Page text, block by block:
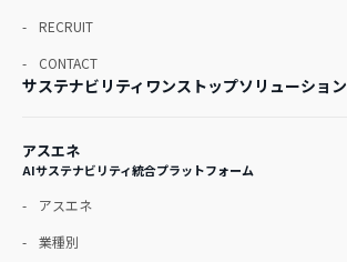
RECRUIT
CONTACT
サステナビリティワンストップソリューション
アスエネ
AIサステナビリティ統合プラットフォーム
アスエネ
業種別